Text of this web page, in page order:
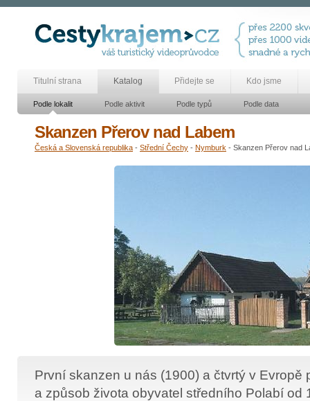
Titulní strana Katalog Přidejte se Kdo jsme
Podle lokalit Podle aktivit Podle typů Podle data
Skanzen Přerov nad Labem
Česká a Slovenská republika - Střední Čechy - Nymburk - Skanzen Přerov nad
První skanzen u nás (1900) a čtvrtý v Evropě
a způsob života obyvatel středního Polabí od